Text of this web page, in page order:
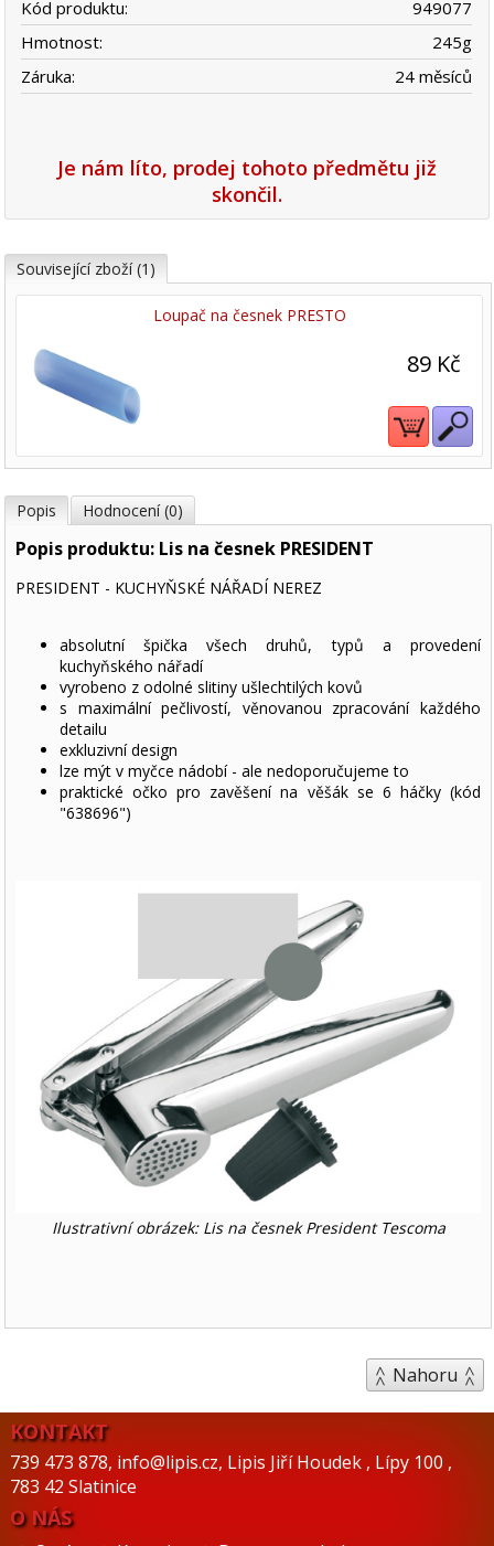
Kód produktu:
949077
Hmotnost:
245g
Záruka:
24 měsíců
Je nám líto, prodej tohoto předmětu již
skončil.
Související zboží (1)
Loupač na česnek PRESTO
89 Kč
Popis Hodnocení (0)
Popis produktu: Lis na česnek PRESIDENT
PRESIDENT - KUCHYŇSKÉ NÁŘADÍ NEREZ
absolutní špička všech druhů, typů a provedení
kuchyňského nářadí
vyrobeno z odolné slitiny ušlechtilých kovů
s maximální pečlivostí, věnovanou zpracování každého
detailu
exkluzivní design
lze mýt v myčce nádobí - ale nedoporučujeme to
praktické očko pro zavěšení na věšák se 6 háčky (kód
"638696")
Ilustrativní obrázek: Lis na česnek President Tescoma
Nahoru
KONTAKT
739 473 878, info@lipis.cz, Lipis Jiří Houdek , Lípy 100 ,
783 42 Slatinice
O NÁS